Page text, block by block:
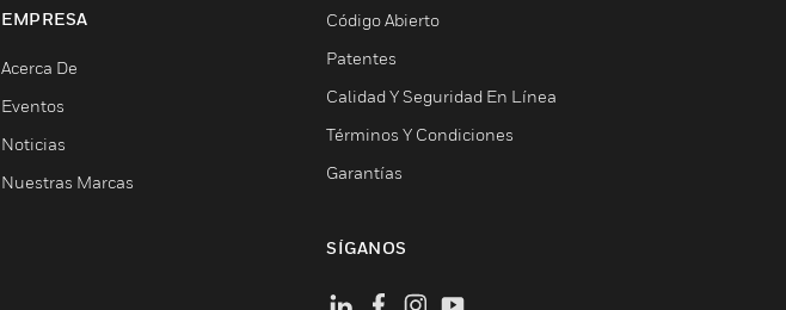
EMPRESA
Acerca De
Eventos
Noticias
Nuestras Marcas
Código Abierto
Patentes
Calidad Y Seguridad En Línea
Términos Y Condiciones
Garantías
SÍGANOS